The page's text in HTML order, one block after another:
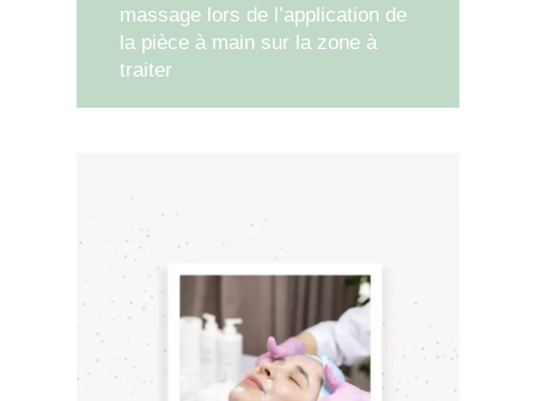
massage lors de l’application de
la pièce à main sur la zone à
traiter